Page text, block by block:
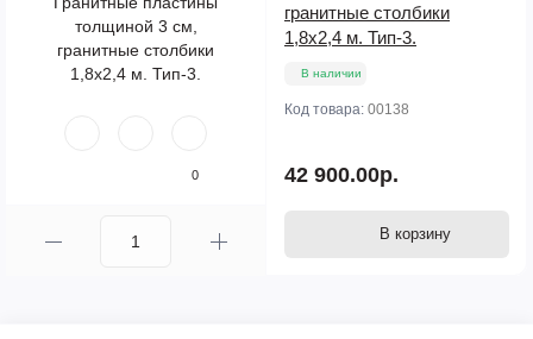
0
гранитные столбики
1,8х2,4 м. Тип-3.
В наличии
Код товара: 00138
42 900.00р.
В корзину